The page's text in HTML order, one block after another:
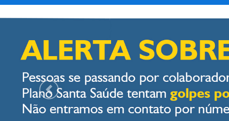
Plano Santa Casa Saúde
Previous